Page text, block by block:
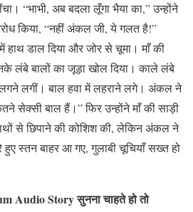
“भाभी, अब बदला लूँगा भैया का,” उन्होंने
किया, “नहीं अंकल जी, ये गलत है!”
डाल दिया और जोर से चूमा। माँ की
लंबे बालों का जूड़ा खोल दिया। काले लंबे
लगीं। बाल हवा में लहराने लगे। अंकल ने
सेक्सी बाल हैं।” फिर उन्होंने माँ की साड़ी
से छिपाने की कोशिश की, लेकिन अंकल ने
स्तन बाहर आ गए, गुलाबी चूचियाँ सख्त हो
Audio Story सुनना चाहते हो तो